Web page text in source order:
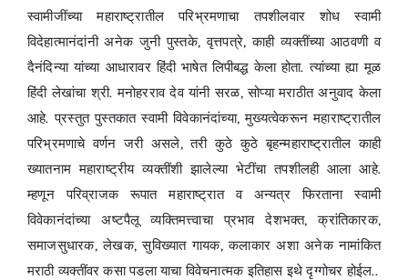
स्वामीजींच्या महाराष्ट्रातील परिभ्रमणाचा तपशीलवार शोध स्वामी
विदेहात्मानंदांनी अनेक जुनी पुस्तके, वृत्तपत्रे, काही व्यक्तींच्या आठवणी व
दैनंदिन्या यांच्या आधारावर हिंदी भाषेत लिपीबद्ध केला होता. त्यांच्या ह्या मूळ
हिंदी लेखांचा श्री. मनोहरराव देव यांनी सरळ, सोप्या मराठीत अनुवाद केला
आहे. प्रस्तुत पुस्तकात स्वामी विवेकानंदांच्या, मुख्यत्वेकरून महाराष्ट्रातील
परिभ्रमणाचे वर्णन जरी असले, तरी कुठे कुठे बृहन्महाराष्ट्रातील काही
ख्यातनाम महाराष्ट्रीय व्यक्तींशी झालेल्या भेटींचा तपशीलही आला आहे.
म्हणून परिव्राजक रूपात महाराष्ट्रात व अन्यत्र फिरताना स्वामी
विवेकानंदांच्या अष्टपैलू व्यक्तिमत्त्वाचा प्रभाव देशभक्त, क्रांतिकारक,
समाजसुधारक, लेखक, सुविख्यात गायक, कलाकार अशा अनेक नामांकित
मराठी व्यक्तींवर कसा पडला याचा विवेचनात्मक इतिहास इथे दृग्गोचर होईल..